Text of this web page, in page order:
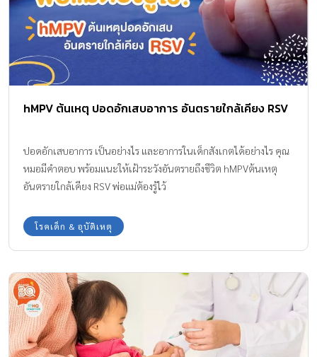
hMPV ต้นเหตุ ปอดอักเสบอาการ อันตรายใกล้เคียง RSV
ปอดอักเสบอาการ เป็นอย่างไร และอาการในเด็กสังเกตได้อย่างไร คุณ
หมอมีคำตอบ พร้อมแนะให้เฝ้าระวังอันตรายถึงชีวิต hMPVต้นเหตุ
อันตรายใกล้เคียง RSV พ่อแม่ต้องรู้ไว้
โรคเด็ก & อุบัติเหตุ